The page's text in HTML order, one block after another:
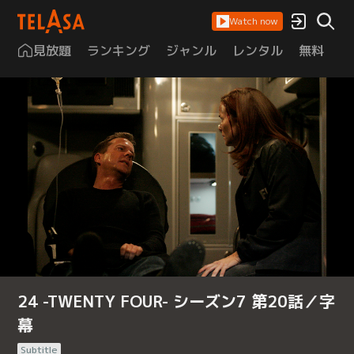
Watch now
見放題 ランキング ジャンル レンタル 無料
24 -TWENTY FOUR- シーズン7 第20話／字
幕
Subtitle